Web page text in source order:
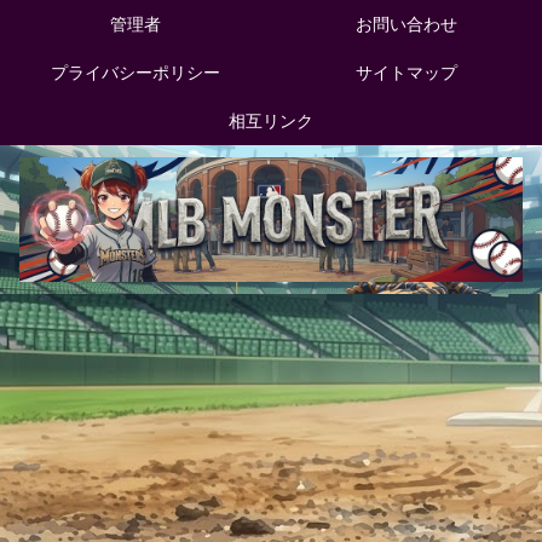
管理者 お問い合わせ
プライバシーポリシー サイトマップ
相互リンク